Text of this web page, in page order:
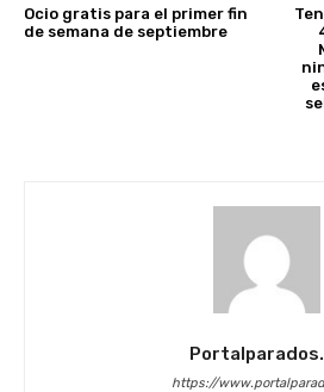
Ocio gratis para el primer fin
de semana de septiembre
https://